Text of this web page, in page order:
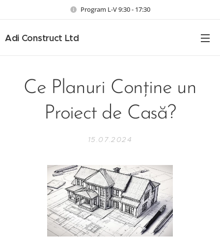
Program L-V 9:30 - 17:30
Adi Construct Ltd
Ce Planuri Conține un
Proiect de Casă?
15.07.2024